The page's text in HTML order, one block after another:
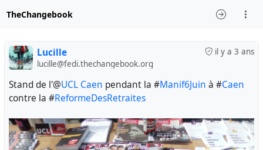
TheChangebook
il y a 3 ans
Lucille
lucille@fedi.thechangebook.org
Stand de l'@UCL Caen pendant la #Manif6Juin à #Caen
contre la #ReformeDesRetraites